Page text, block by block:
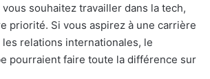
souhaitez travailler dans la tech,
priorité. Si vous aspirez à une carrière
relations internationales, le
pourraient faire toute la différence sur